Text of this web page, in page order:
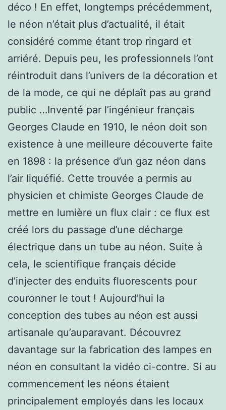
déco ! En effet, longtemps précédemment,
le néon n’était plus d’actualité, il était
considéré comme étant trop ringard et
arriéré. Depuis peu, les professionnels l’ont
réintroduit dans l’univers de la décoration et
de la mode, ce qui ne déplaît pas au grand
public …Inventé par l’ingénieur français
Georges Claude en 1910, le néon doit son
existence à une meilleure découverte faite
en 1898 : la présence d’un gaz néon dans
l’air liquéfié. Cette trouvée a permis au
physicien et chimiste Georges Claude de
mettre en lumière un flux clair : ce flux est
créé lors du passage d’une décharge
électrique dans un tube au néon. Suite à
cela, le scientifique français décide
d’injecter des enduits fluorescents pour
couronner le tout ! Aujourd’hui la
conception des tubes au néon est aussi
artisanale qu’auparavant. Découvrez
davantage sur la fabrication des lampes en
néon en consultant la vidéo ci-contre. Si au
commencement les néons étaient
principalement employés dans les locaux